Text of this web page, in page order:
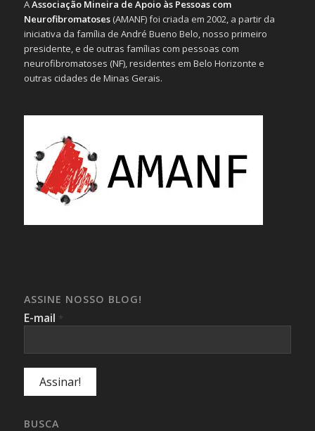
AAssociação Mineira de Apoio às Pessoas com
Neurofibromatoses(AMANF) foi criada em 2002, a partir da
iniciativa da família de André Bueno Belo, nosso primeiro
presidente, e de outras famílias com pessoas com
neurofibromatoses (NF), residentes em Belo Horizonte e
outras cidades de Minas Gerais.
ASSINE NOSSO BLOG!
E-mail *
BUSCA